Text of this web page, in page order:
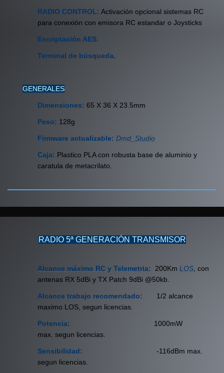
RADIO CONTROL: Activación opcional sistemas RC
para conexión con emisora RC estandar o Joysticks
Encriptación AES.
Terminal de búsqueda.
GENERALES
Dimensiones: 65 X 36 X 23.5mm
Peso: 128g
Firmware actualizable: Dmd_Studio
Caja: Plastico PLA con robusta base de aluminio y
caratula de metacrilato.
RADIO 5ª GENERACIÓN TRANSMISOR
Alcance máximo RC y Telemetria: 200Km LOS , con
antenas RX 5dBi y TX Patch 9dBi @50kb.
Alcance trabajo recomendado:
1/2 alcance
maximo LOS, segun licencias.
Potencia:
1000mW
max. segun licencias.
Sensibilidad:
-116dBm max.
segun licencias.